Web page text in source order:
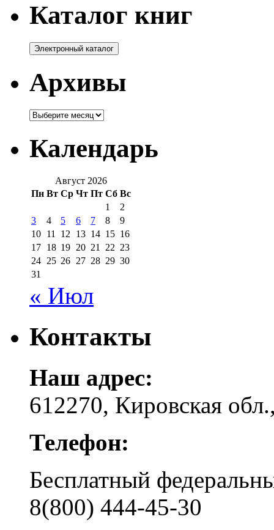
Каталог книг
Архивы
Архивы
Календарь
Август 2026
Пн Вт Ср Чт Пт Сб Вс
1
2
3
4 5 6 7 8
9
10 11 12 13 14 15 16
17 18 19 20 21 22 23
24 25 26 27 28 29 30
31
« Июл
Контакты
Наш адрес:
612270, Кировская
Телефон:
Бесплатный
8(800) 444-45-30